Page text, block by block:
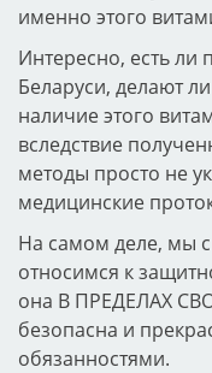
именно этого
Интересно, есть ли
Беларуси, делают
наличие этого
вследствие
методы просто не
медицинские
На самом деле, мы
относимся к
она В ПРЕДЕЛАХ
безопасна и
обязанностями.